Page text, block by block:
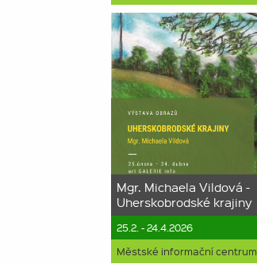
Mgr. Michaela Vildová -
Uherskobrodské krajiny
25.2. - 24.4.2026
Městské informační centrum